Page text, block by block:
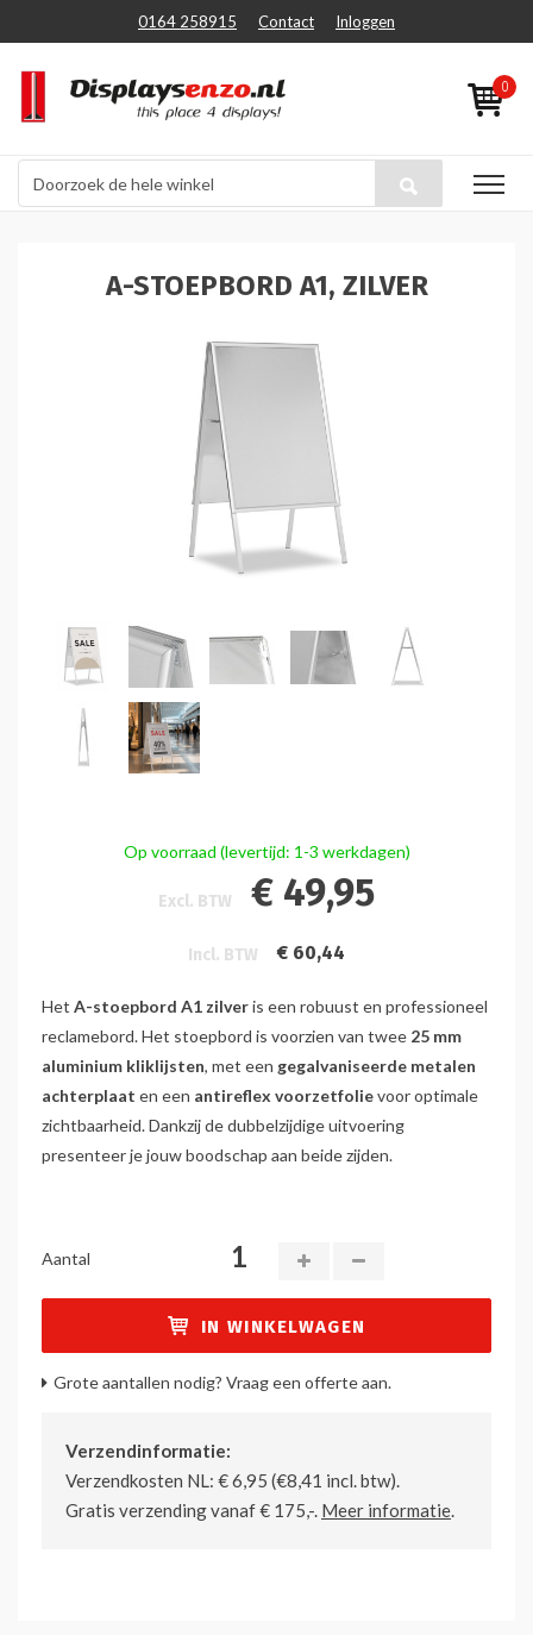
0164 258915 Contact Inloggen
0
A-STOEPBORD A1, ZILVER
Op voorraad (levertijd: 1-3 werkdagen)
Excl. BTW € 49,95
Incl. BTW € 60,44
Het A-stoepbord A1 zilveris een robuust en professioneel
reclamebord. Het stoepbord is voorzien van twee 25 mm
aluminium kliklijsten, met een gegalvaniseerde metalen
achterplaat en een antireflex voorzetfolievoor optimale
zichtbaarheid. Dankzij de dubbelzijdige uitvoering
presenteer je jouw boodschap aan beide zijden.
Aantal
IN WINKELWAGEN
Grote aantallen nodig? Vraag een offerte aan.
Verzendinformatie:
Verzendkosten NL: € 6,95 (€8,41 incl. btw).
Gratis verzending vanaf € 175,-. Meer informatie.